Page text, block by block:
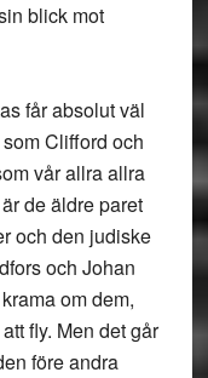
blick mot
får absolut väl
Clifford och
vår allra allra
de äldre paret
och den judiske
och Johan
om dem,
fly. Men det går
före andra